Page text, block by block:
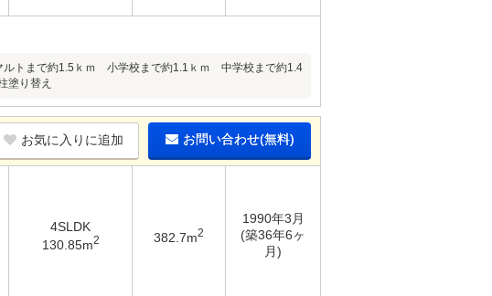
トまで約1.5ｋｍ 小学校まで約1.1ｋｍ 中学校まで約1.4
り替え
お気に入りに追加 お問い合わせ(無料)
4SLDK
130.85m2 382.7m2
1990年3月
(築36年6ヶ
月)